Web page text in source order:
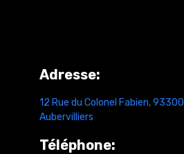
Adresse:
12 Rue du Colonel Fabien, 93300
Aubervilliers
Téléphone: